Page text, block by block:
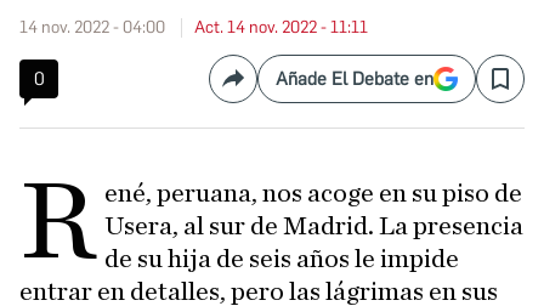
14 nov. 2022 - 04:00 Act. 14 nov. 2022 - 11:11
0 CompartirAñade El Debate en Save
R ené, peruana, nos acoge en su piso de
Usera, al sur de Madrid. La presencia
de su hija de seis años le impide
entrar en detalles, pero las lágrimas en sus